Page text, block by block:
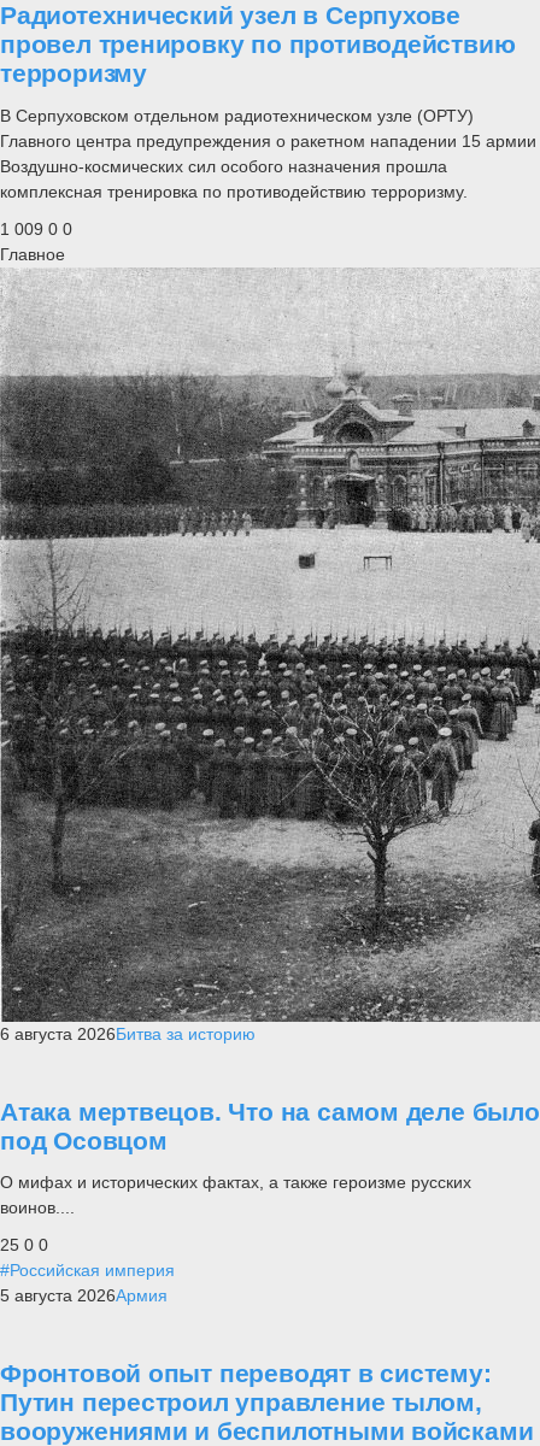
Радиотехнический узел в Серпухове
провел тренировку по противодействию
терроризму
В Серпуховском отдельном радиотехническом узле (ОРТУ)
Главного центра предупреждения о ракетном нападении 15 армии
Воздушно-космических сил особого назначения прошла
комплексная тренировка по противодействию терроризму.
1 009 0 0
Главное
6 августа 2026Битва за историю
Атака мертвецов. Что на самом деле было
под Осовцом
О мифах и исторических фактах, а также героизме русских
воинов....
25 0 0
#Российская империя
5 августа 2026Армия
Фронтовой опыт переводят в систему:
Путин перестроил управление тылом,
вооружениями и беспилотными войсками